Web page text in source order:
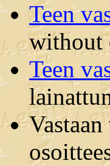
Teen
without
Teen